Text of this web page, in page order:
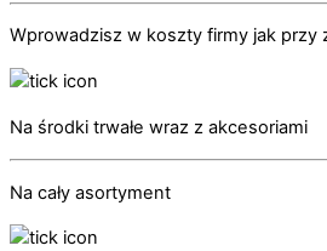
Wprowadzisz w koszty firmy jak przy
Na środki trwałe wraz z akcesoriami
Na cały asortyment